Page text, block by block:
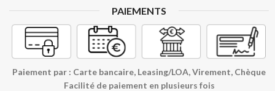
PAIEMENTS
Paiement par : Carte bancaire, Leasing/LOA, Virement, Chèque
Facilité de paiement en plusieurs fois